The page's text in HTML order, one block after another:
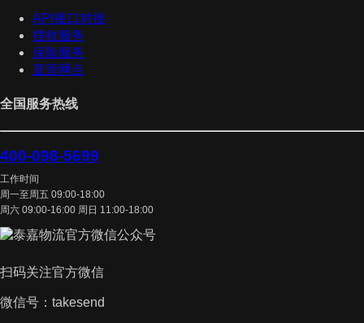
API接口对接
揽收服务
保险服务
直营网点
全国服务热线
400-098-5699
工作时间
周一至周五 09:00-18:00
周六 09:00-16:00 周日 11:00-18:00
扫码关注官方微信
微信号：takesend